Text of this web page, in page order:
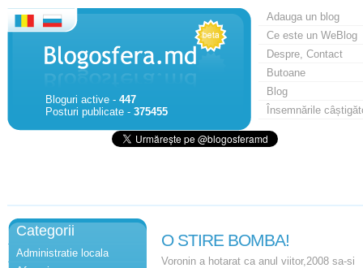
Bloguri active - 447
Posturi publicate - 375455
Adauga un blog
Ce este un WeBlog
Despre, Contact
Butoane
Blog
Însemnările
Categorii
Administratie locala
O STIRE BOMBA!
Voronin a hotarat ca anul viitor,2008 sa-si